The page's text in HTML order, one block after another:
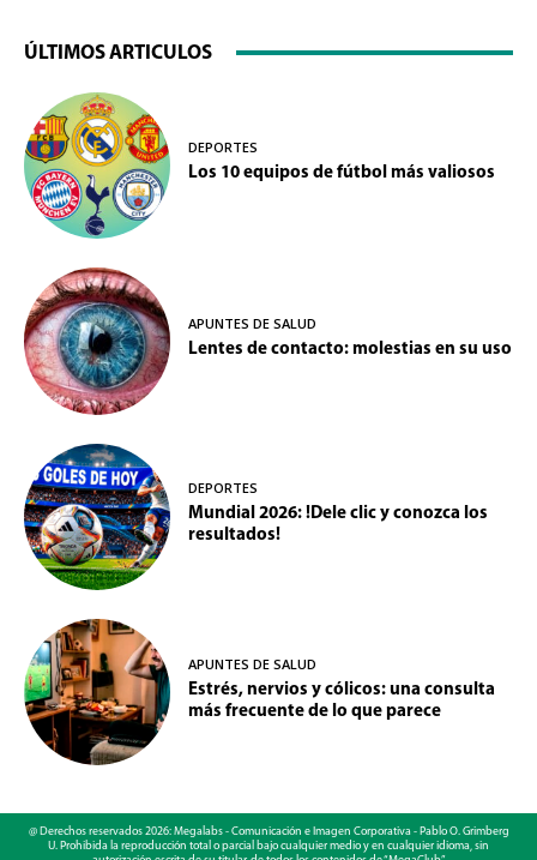
ÚLTIMOS ARTICULOS
DEPORTES
Los 10 equipos de fútbol más valiosos
APUNTES DE SALUD
Lentes de contacto: molestias en su uso
DEPORTES
Mundial 2026: !Dele clic y conozca los
resultados!
APUNTES DE SALUD
Estrés, nervios y cólicos: una consulta
más frecuente de lo que parece
@ Derechos reservados 2026: Megalabs - Comunicación e Imagen Corporativa - Pablo O. Grimberg
U. Prohibida la reproducción total o parcial bajo cualquier medio y en cualquier idioma, sin